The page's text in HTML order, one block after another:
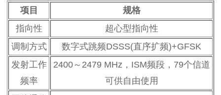
项目
规格
指向性
超心型指向性
调制方式
数字式跳频DSSS(直序扩频)+GFSK
发射工作
频率
2400～2479 MHz，ISM频段，79个信道
可供自由使用